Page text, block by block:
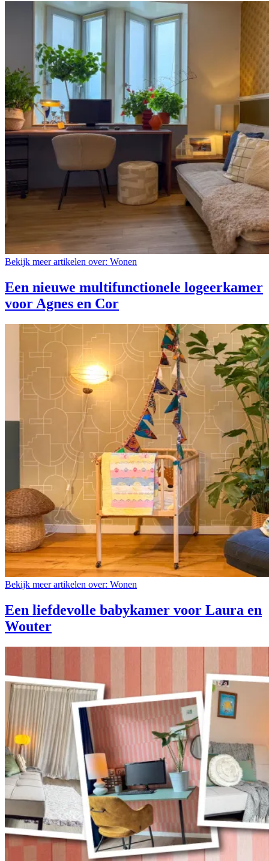
Bekijk meer artikelen over: Wonen
Een nieuwe multifunctionele logeerkamer
voor Agnes en Cor
Bekijk meer artikelen over: Wonen
Een liefdevolle babykamer voor Laura en
Wouter